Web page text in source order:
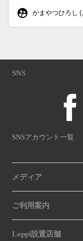
supervised_user_circle かまやつひろし
SNS
SNSアカウント一覧
メディア
ご利用案内
Loppi設置店舗